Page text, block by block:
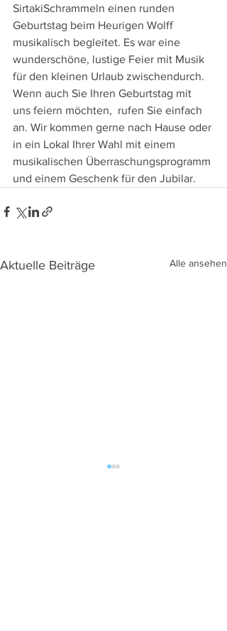
SirtakiSchrammeln einen runden
Geburtstag beim Heurigen Wolff
musikalisch begleitet. Es war eine
wunderschöne, lustige Feier mit Musik
für den kleinen Urlaub zwischendurch.
Wenn auch Sie Ihren Geburtstag mit
uns feiern möchten,  rufen Sie einfach
an. Wir kommen gerne nach Hause oder
in ein Lokal Ihrer Wahl mit einem
musikalischen Überraschungsprogramm
und einem Geschenk für den Jubilar.
Aktuelle Beiträge Alle ansehen